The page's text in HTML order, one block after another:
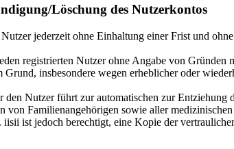
Löschung des Nutzerkontos
jederzeit ohne Einhaltung einer Frist und
registrierten Nutzer ohne Angabe von
insbesondere wegen erheblicher oder
Nutzer führt zur automatischen zur
von Familienangehörigen sowie aller
ist jedoch berechtigt, eine Kopie der